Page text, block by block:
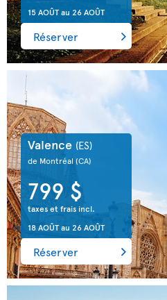
15 AOÛTau 26 AOÛT
Réserver
Valence (ES)
de Montréal (CA)
799 $
taxes et frais incl.
18 AOÛTau 26 AOÛT
Réserver